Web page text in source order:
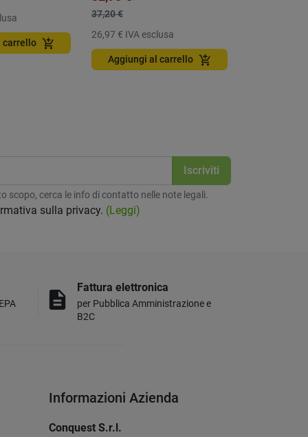
carrello add_shopping_cart
37,20 €
26,97 € IVA esclusa
Aggiungi al carrello add_shopping_cart
scopo, cerca le info di contatto nelle note legali.
sulla privacy. (Leggi)
description
Fattura elettronica
per Pubblica Amministrazione e
B2C
Informazioni Azienda
Conquest S.r.l.